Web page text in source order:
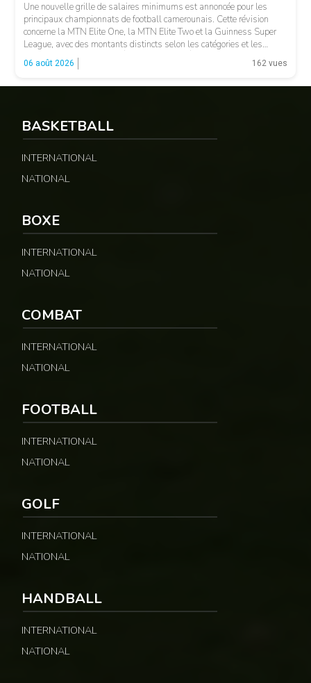
Une nouvelle grille de salaires minimums est annoncée pour les
principaux championnats de football camerounais. Cette révision
concerne la MTN Elite One, la MTN Elite Two et la Guinness Super
League, avec des montants distincts selon les catégories et les
fonctions. LA SUITE APRÈS LA PUBLICITÉ Selon les informations
relayées par Allez Les Lions, […]
06 août 2026 162 vues
BASKETBALL
INTERNATIONAL
NATIONAL
BOXE
INTERNATIONAL
NATIONAL
COMBAT
INTERNATIONAL
NATIONAL
FOOTBALL
INTERNATIONAL
NATIONAL
GOLF
INTERNATIONAL
NATIONAL
HANDBALL
INTERNATIONAL
NATIONAL